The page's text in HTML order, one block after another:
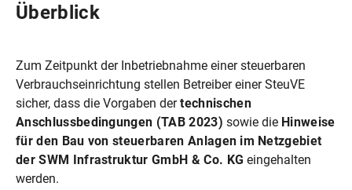
Überblick
Zum Zeitpunkt der Inbetriebnahme einer steuerbaren
Verbrauchseinrichtung stellen Betreiber einer SteuVE
sicher, dass die Vorgaben dertechnischen
Anschlussbedingungen (TAB 2023) sowie die Hinweise
für den Bau von steuerbaren Anlagen im Netzgebiet
der SWM Infrastruktur GmbH & Co. KG eingehalten
werden.